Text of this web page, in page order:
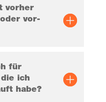
vor­her
oder vor­
für
ich
habe?